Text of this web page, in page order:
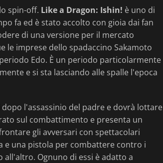
spin-off. Like a Dragon: Ishin! è uno di
fa ed è stato accolto con gioia dai fan
di una versione per il mercato
le imprese dello spadaccino Sakamoto
Edo. È un periodo particolarmente
e si sta lasciando alle spalle l'epoca
l'assassinio del padre e dovrà lottare
sul combattimento e presenta un
gli avversari con spettacolari
e una pistola per combattere contro i
Ognuno di essi è adatto a